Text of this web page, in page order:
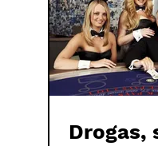
Drogas,